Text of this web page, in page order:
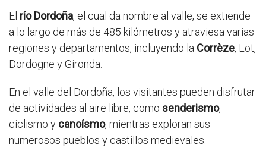
El río Dordoña, el cual da nombre al valle, se extiende
a lo largo de más de 485 kilómetros y atraviesa varias
regiones y departamentos, incluyendo la Corrèze, Lot,
Dordogne y Gironda.
En el valle del Dordoña, los visitantes pueden disfrutar
de actividades al aire libre, como senderismo,
ciclismo y canoísmo, mientras exploran sus
numerosos pueblos y castillos medievales.